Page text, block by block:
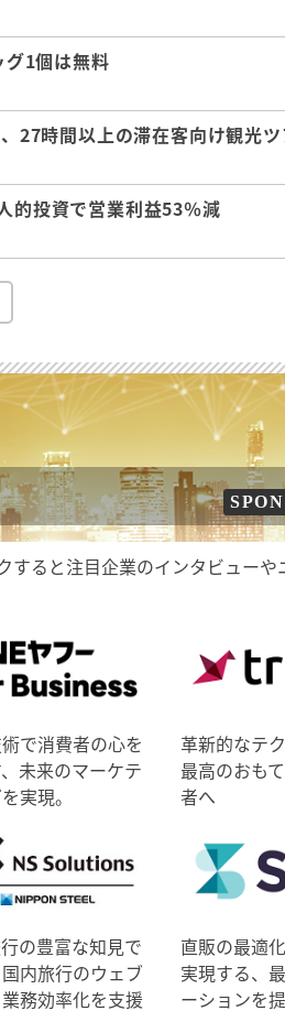
グ1個は無料
27時間以上の滞在客向け観光ツ
的投資で営業利益53％減
すると注目企業のインタビューや
で消費者の心を
未来のマーケテ
実現。
革新的なテ
最高のおも
者へ
の豊富な知見で
内旅行のウェブ
務効率化を支援
直販の最適
実現する、
ーションを